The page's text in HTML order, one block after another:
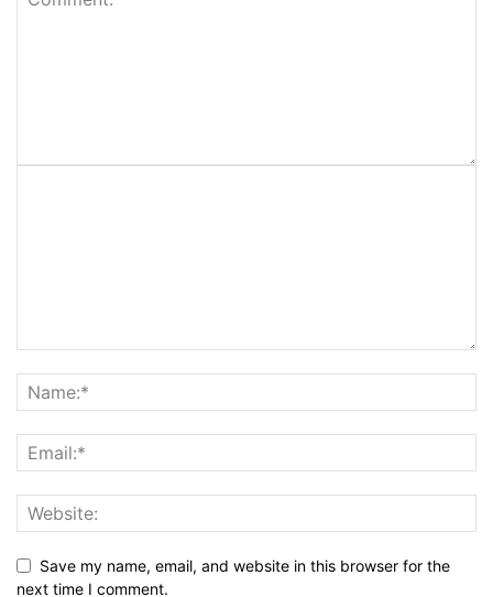
Save my name, email, and website in this browser for the
next time I comment.